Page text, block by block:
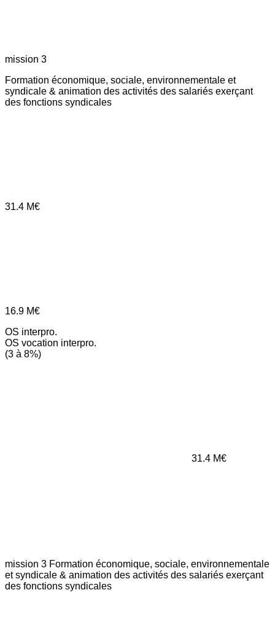
mission 3
Formation économique, sociale, environnementale et
syndicale & animation des activités des salariés exerçant
des fonctions syndicales
31.4 M€
16.9 M€
OS interpro.
OS vocation interpro.
(3 à 8%)
31.4 M€
mission 3 Formation économique, sociale, environnementale
et syndicale & animation des activités des salariés exerçant
des fonctions syndicales